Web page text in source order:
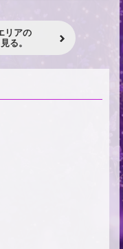
リアの
る。